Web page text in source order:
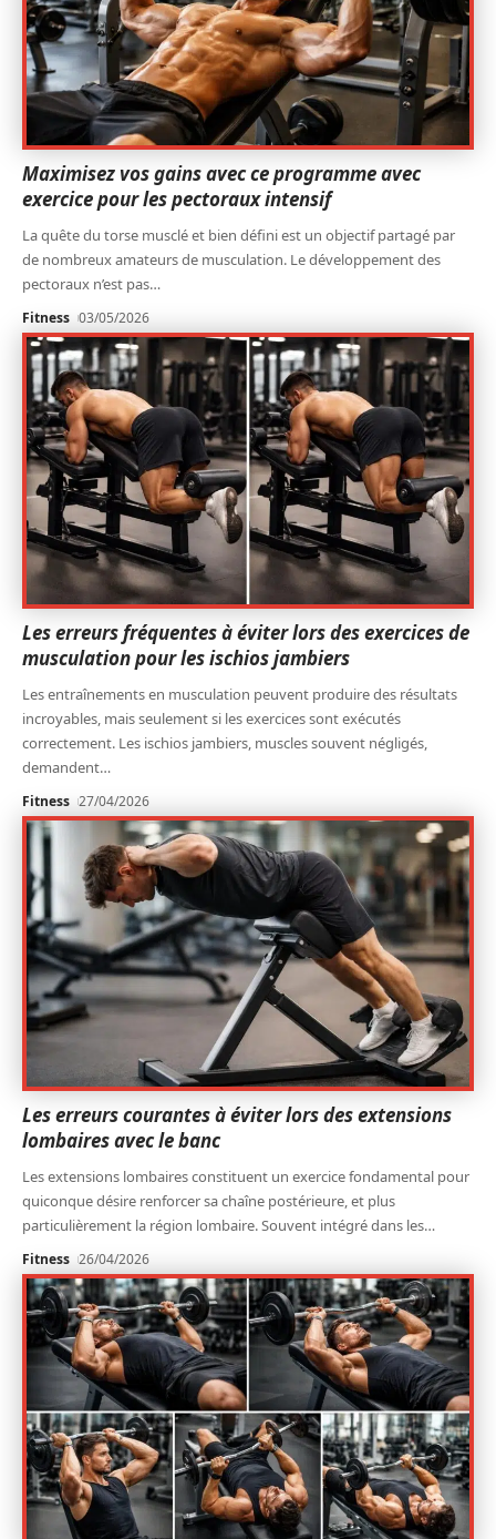
Maximisez vos gains avec ce programme avec
exercice pour les pectoraux intensif
La quête du torse musclé et bien défini est un objectif partagé par
de nombreux amateurs de musculation. Le développement des
pectoraux n’est pas…
Fitness 03/05/2026
Les erreurs fréquentes à éviter lors des exercices de
musculation pour les ischios jambiers
Les entraînements en musculation peuvent produire des résultats
incroyables, mais seulement si les exercices sont exécutés
correctement. Les ischios jambiers, muscles souvent négligés,
demandent…
Fitness 27/04/2026
Les erreurs courantes à éviter lors des extensions
lombaires avec le banc
Les extensions lombaires constituent un exercice fondamental pour
quiconque désire renforcer sa chaîne postérieure, et plus
particulièrement la région lombaire. Souvent intégré dans les…
Fitness 26/04/2026